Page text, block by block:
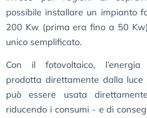
possibile installare un impianto
200 Kw (prima era fino a 50
unico semplificato.
Con il fotovoltaico,
prodotta direttamente dalla luce
può essere usata
riducendo i consumi - e di